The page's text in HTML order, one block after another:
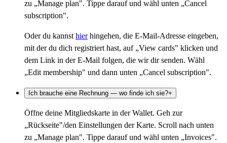
zu „Manage plan". Tippe darauf und wähl unten „Cancel
subscription".
Oder du kannst hierhingehen, die E-Mail-Adresse eingeben,
mit der du dich registriert hast, auf „View cards" klicken und
dem Link in der E-Mail folgen, die wir dir senden. Wähl
„Edit membership" und dann unten „Cancel subscription".
Ich brauche eine Rechnung — wo finde ich sie?+
Öffne deine Mitgliedskarte in der Wallet. Geh zur
„Rückseite"/den Einstellungen der Karte. Scroll nach unten
zu „Manage plan". Tippe darauf und wähl unten „Invoices".